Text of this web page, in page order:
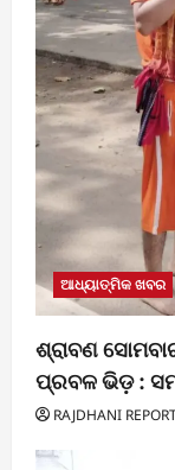
ଆଧ୍ୟାତ୍ମିକ ଖବର
ଶ୍ରାବଣ
ପ୍ରବଳ ଭିଡ଼ :
RAJDHANI